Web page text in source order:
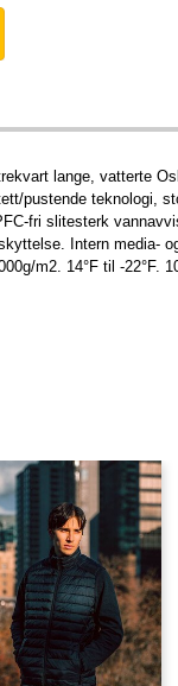
lange, vatterte
pustende teknologi,
fri slitesterk
Intern media-
m2. 14°F til -22°F.